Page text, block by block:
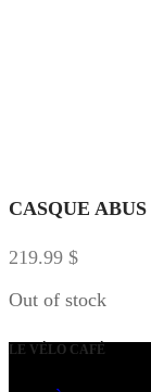
CASQUE
219.99 $
Out of stock
LE VÉLO CAFÉ